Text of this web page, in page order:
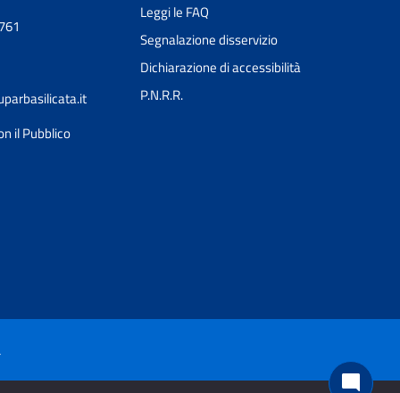
mode_comment
il Pubblico
Leggi le FAQ
Segnalazione disservizio
Dichiarazione di accessibilità
P.N.R.R.